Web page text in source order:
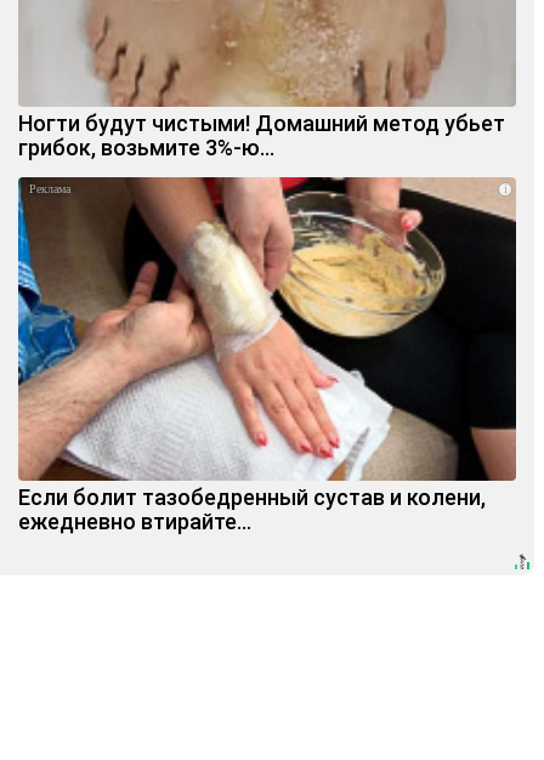
Ногти будут чистыми! Домашний метод убьет
грибок, возьмите 3%-ю…
i
Если болит тазобедренный сустав и колени,
ежедневно втирайте...